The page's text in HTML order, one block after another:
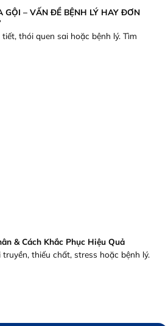
GỘI – VẤN ĐỀ BỆNH LÝ HAY ĐƠN
thói quen sai hoặc bệnh lý. Tìm
& Cách Khắc Phục Hiệu Quả
thiếu chất, stress hoặc bệnh lý.